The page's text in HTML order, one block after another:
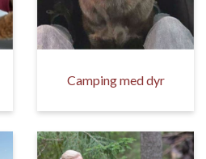
Camping med dyr